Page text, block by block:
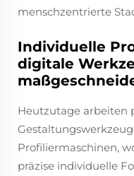
menschzentrierte
Individuelle
digitale
Heutzutage arbeiten
Profiliermaschinen,
präzise individuelle